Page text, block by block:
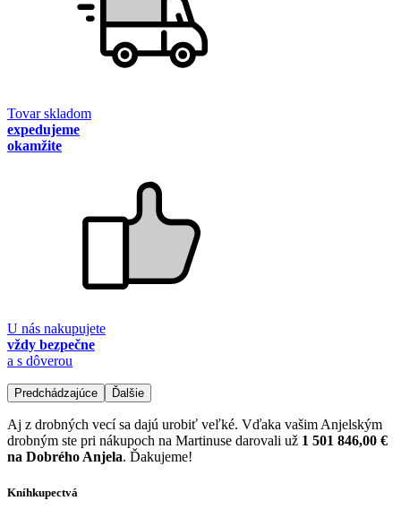
Tovar skladom
expedujeme
okamžite
U nás nakupujete
vždy bezpečne
a s dôverou
Predchádzajúce Ďalšie
Aj z drobných vecí sa dajú urobiť veľké. Vďaka vašim Anjelským
drobným ste pri nákupoch na Martinuse darovali už 1 501 846,00 €
na Dobrého Anjela. Ďakujeme!
Kníhkupectvá